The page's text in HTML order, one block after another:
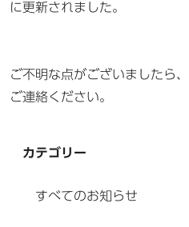
に更新されました。
ご不明な点がございましたら、
ご連絡ください。
カテゴリー
すべてのお知らせ